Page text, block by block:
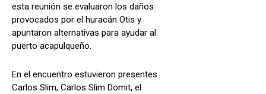
esta reunión se evaluaron los daños
provocados por el huracán Otis y
apuntaron alternativas para ayudar al
puerto acapulqueño.
En el encuentro estuvieron presentes
Carlos Slim, Carlos Slim Domit, el